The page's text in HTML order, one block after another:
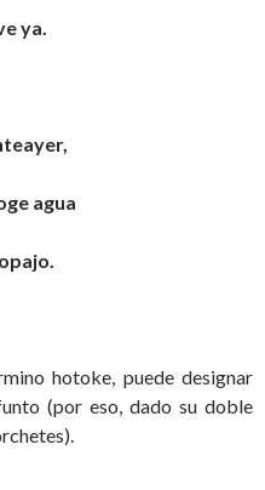
ya.
agua
hotoke, puede designar
(por eso, dado su doble